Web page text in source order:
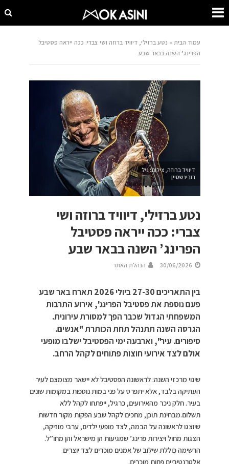
עמוד הבית » נטע ברזילי, דיוויד ברוזה ושי צברי: ככה ייראה פסטיבל
הפרינג’ השנה בבאר שבע
דיוויד ברוזה, צילום: גיל
רובינשטיין
נטע ברזילי, דיוויד ברוזה ושי
צברי: ככה ייראה פסטיבל
הפרינג’ השנה בבאר שבע
30/06/2026 הנהלת האתר
בין התאריכים 27-30 ביולי 2026 תארח באר שבע
פעם נוספת את פסטיבל הפרינג', אירוע התרבות
המשפחתי הגדול שכבר הפך למסורת עירונית.
הגרסה השנה תתנהל תחת הכותרת "אנשים.
סיפורים. עיר", וארבעה ימי הפסטיבל ישלבו מופעי
אולם לצד אירועי חוצות פתוחים לקהל הרחב.
שינוי מרכזי השנה: לראשונה הפסטיבל לא יישאר מצומצם לעיר
העתיקה בלבד, אלא יתפרס על פני במות נוספות במקומות שונים
בעיר. חלק ניכר מהאירועים, כרגיל, ייפתחו לקהל ללא
תשלום.מבחינת תוכן, מחכים לקהל שבע הפקות מקור חדשות
שיוצגו לראשונה על הבמה, לצד מופעי ילדים, ערבי מוזיקה,
הצגות מחול ויצירות פרינג’ שמגיעות הן מישראל והן מחו”ל.
הרשימה כוללת שילוב של אמנים מוכרים לצד יוצרים
אלטרנטיביים פחות מוכרים.